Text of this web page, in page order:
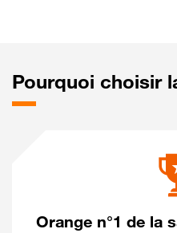
Pourquoi choisir
Orange n°1 de la